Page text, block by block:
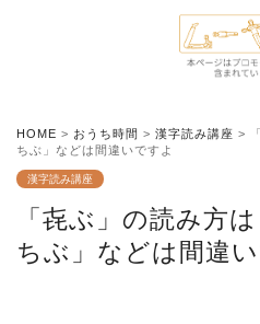
HOME > おうち時間 > 漢字読み講座 >
ちぶ」などは間違いですよ
漢字読み講座
「㐂ぶ」の読み方
ちぶ」などは間違